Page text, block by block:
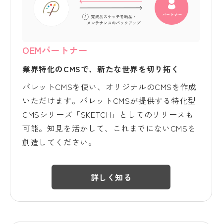
OEMパートナー
業界特化のCMSで、新たな世界を切り拓く
パレットCMSを使い、オリジナルのCMSを作成
いただけます。パレットCMSが提供する特化型
CMSシリーズ「SKETCH」としてのリリースも
可能。知見を活かして、これまでにないCMSを
創造してください。
詳しく知る